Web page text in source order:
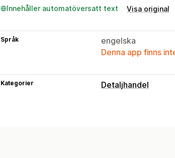
Innehåller automatöversatt text Visa original
Språk
engelska
Denna app finns
Kategorier Detaljhandel